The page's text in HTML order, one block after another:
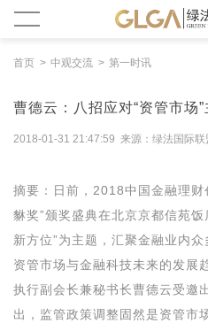
首页 中观交流 第一时讯
曹德云：八招应对“资管市场
2018-01-31 21:47:59 来源：绿法国际
摘要：日前，2018中国金融理财
貅奖”颁奖盛典在北京京都信苑饭
新方位”为主题，汇聚金融业内
资管市场与金融科技未来的发展
执行副会长兼秘书长曹德云受邀
出，监管政策调整固然是资管市